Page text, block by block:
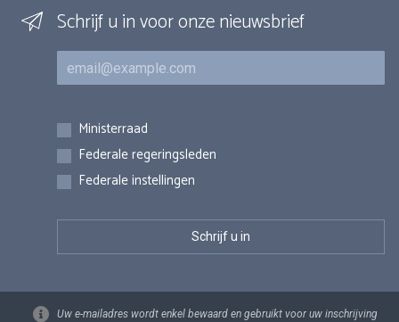
Schrijf u in voor onze nieuwsbrief
E-mail
Inschrijvingen
Ministerraad
Federale regeringsleden
Federale instellingen
Uw e-mailadres wordt enkel bewaard en gebruikt voor uw inschrijving